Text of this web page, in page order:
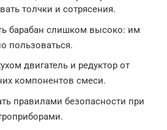
толчки и сотрясения.
барабан слишком высоко: им
пользоваться.
двигатель и редуктор от
компонентов смеси.
правилами безопасности при